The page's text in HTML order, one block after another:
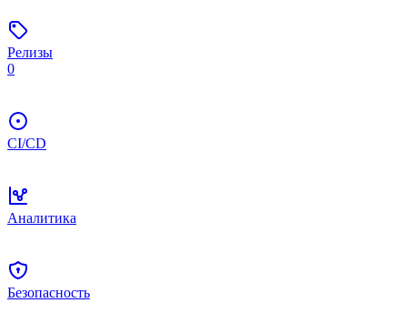
Релизы
0
CI/CD
Аналитика
Безопасность